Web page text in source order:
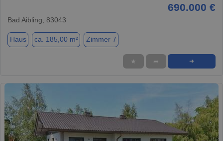
690.000 €
Bad Aibling, 83043
Haus ca. 185,00 m² Zimmer 7
★ ➦ ➜